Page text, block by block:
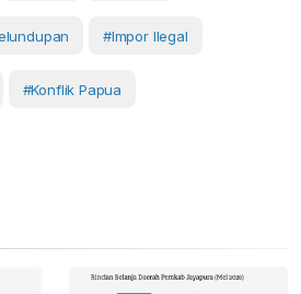
#Impor Ilegal
#konflik Papua